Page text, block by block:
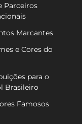
Parceiros
Marcantes
e Cores do
para o
Brasileiro
Famosos